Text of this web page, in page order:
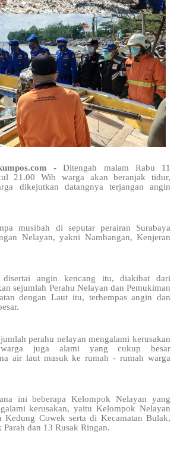
-Ditengah malam Rabu 11
21.00 Wib warga akan beranjak tidur,
dikejutkan datangnya terjangan angin
musibah di seputar perairan Surabaya
Nelayan, yakni Nambangan, Kenjeran
disertai angin kencang itu, diakibat dari
sejumlah Perahu Nelayan dan Pemukiman
dengan Laut itu, terhempas angin dan
perahu nelayan mengalami kerusakan
juga alami yang cukup besar
air laut masuk ke rumah - rumah warga
ini beberapa Kelompok Nelayan yang
kerusakan, yaitu Kelompok Nelayan
Kedung Cowek serta di Kecamatan Bulak,
Parah dan 13 Rusak Ringan.